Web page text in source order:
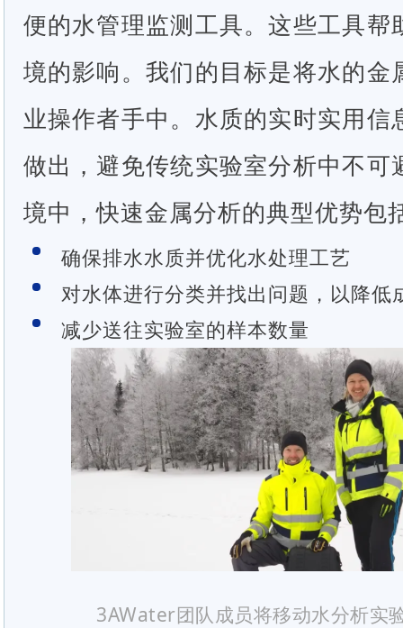
便的水管理监测工具。这些工具帮
境的影响。我们的目标是将水的金
业操作者手中。水质的实时实用
做出，避免传统实验室分析中不可
境中，快速金属分析的典型优势包
确保排水水质并优化水处理工艺
对水体进行分类并找出问题，以降低
减少送往实验室的样本数量
3AWater团队成员将移动水分析实